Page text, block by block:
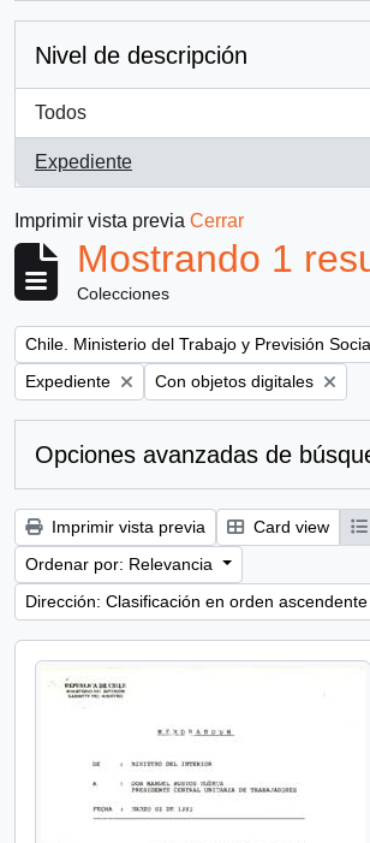
Nivel de descripción
Todos
Expediente
, 1 resultados
Imprimir vista previa Cerrar
Mostrando 1
Colecciones
Remove filter:
Chile. Ministerio del Trabajo y Previsión
Remove filter:
Expediente Remove filter:
Con objetos digitales
Opciones avanzadas de
Imprimir vista previa Card view
Ordenar por: Relevancia
Dirección: Clasificación en orden ascendente